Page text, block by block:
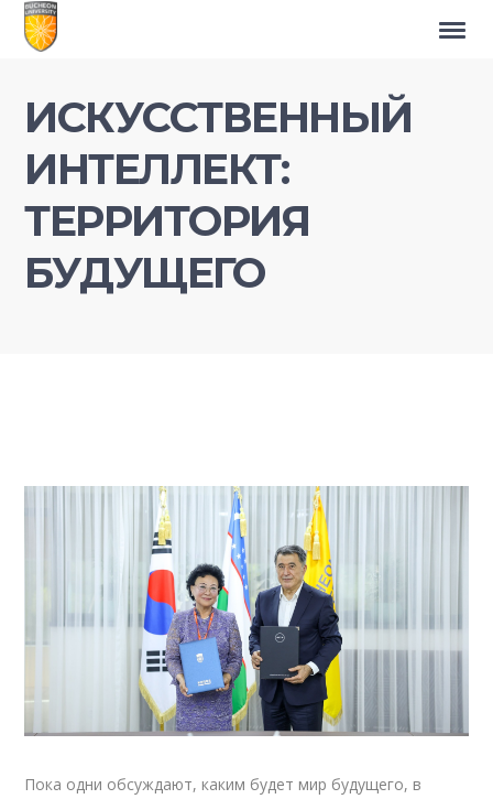
ИСКУССТВЕННЫЙ
ИНТЕЛЛЕКТ:
ТЕРРИТОРИЯ
БУДУЩЕГО
Пока одни обсуждают, каким будет мир будущего, в